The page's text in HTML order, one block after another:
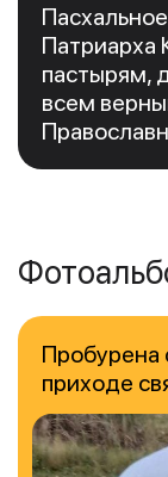
Патриарха
пастырям,
всем
Пробурена
приходе